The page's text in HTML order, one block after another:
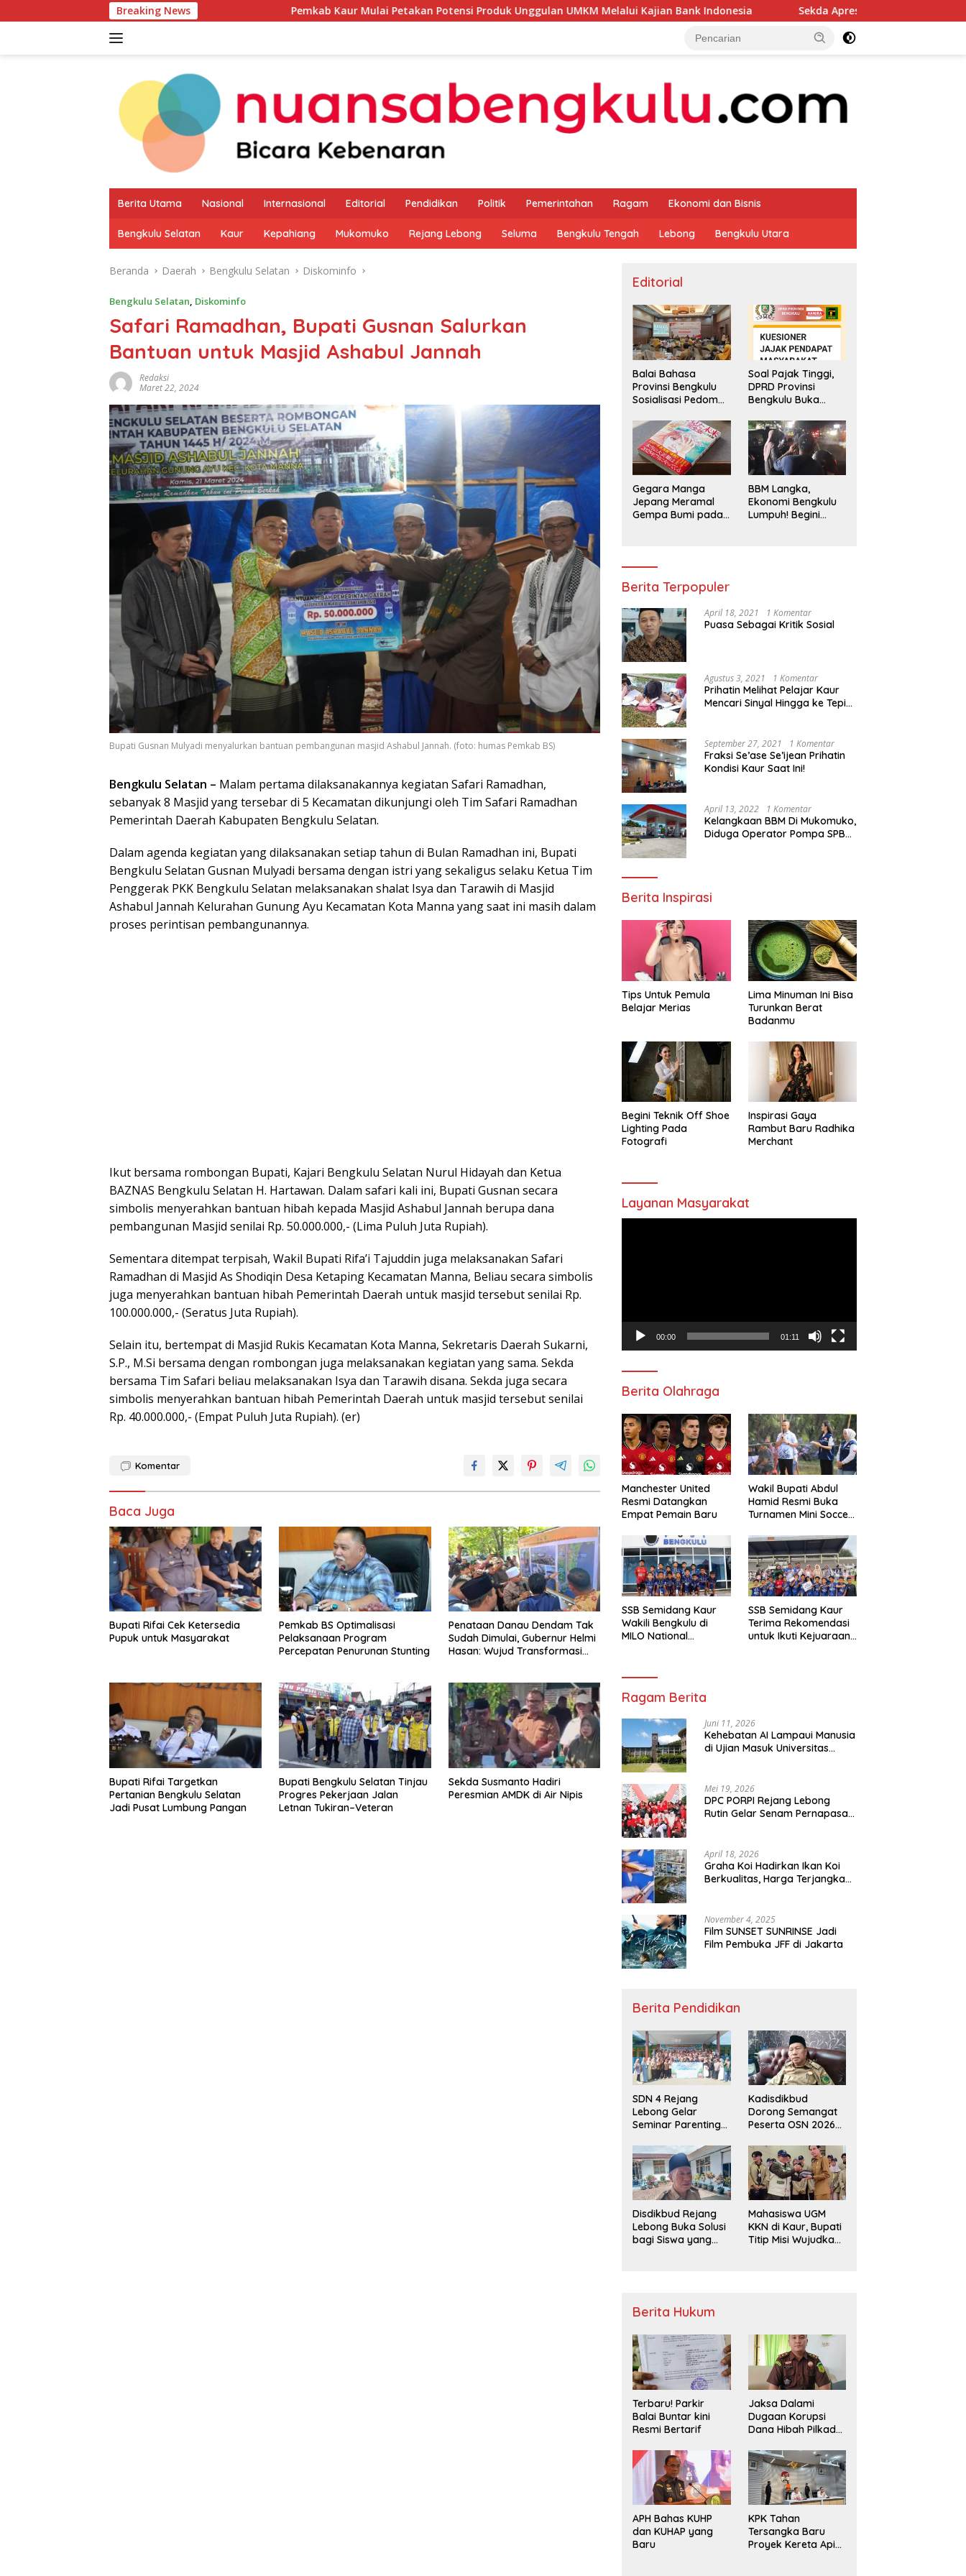
ke
Breaking News Pemkab Kaur Mulai Petakan Potensi Produk Unggulan UMKM Melalui Kajian Bank Indonesia Sekda Apresiasi Inspektorat Provinsi Bengkulu
Berita Utama Nasional Internasional Editorial Pendidikan Politik Pemerintahan Ragam Ekonomi dan Bisnis
Bengkulu Selatan Kaur Kepahiang Mukomuko Rejang Lebong Seluma Bengkulu Tengah Lebong Bengkulu Utara
Beranda Daerah Bengkulu Selatan Diskominfo
Bengkulu Selatan, Diskominfo
Safari Ramadhan, Bupati Gusnan Salurkan
Bantuan untuk Masjid Ashabul Jannah
Redaksi
Maret 22, 2024
Bupati Gusnan Mulyadi menyalurkan bantuan pembangunan masjid Ashabul Jannah. (foto: humas Pemkab BS)
Bengkulu Selatan – Malam pertama dilaksanakannya kegiatan Safari Ramadhan,
sebanyak 8 Masjid yang tersebar di 5 Kecamatan dikunjungi oleh Tim Safari Ramadhan
Pemerintah Daerah Kabupaten Bengkulu Selatan.
Dalam agenda kegiatan yang dilaksanakan setiap tahun di Bulan Ramadhan ini, Bupati
Bengkulu Selatan Gusnan Mulyadi bersama dengan istri yang sekaligus selaku Ketua Tim
Penggerak PKK Bengkulu Selatan melaksanakan shalat Isya dan Tarawih di Masjid
Ashabul Jannah Kelurahan Gunung Ayu Kecamatan Kota Manna yang saat ini masih dalam
proses perintisan pembangunannya.
Ikut bersama rombongan Bupati, Kajari Bengkulu Selatan Nurul Hidayah dan Ketua
BAZNAS Bengkulu Selatan H. Hartawan. Dalam safari kali ini, Bupati Gusnan secara
simbolis menyerahkan bantuan hibah kepada Masjid Ashabul Jannah berupa dana
pembangunan Masjid senilai Rp. 50.000.000,- (Lima Puluh Juta Rupiah).
Sementara ditempat terpisah, Wakil Bupati Rifa’i Tajuddin juga melaksanakan Safari
Ramadhan di Masjid As Shodiqin Desa Ketaping Kecamatan Manna, Beliau secara simbolis
juga menyerahkan bantuan hibah Pemerintah Daerah untuk masjid tersebut senilai Rp.
100.000.000,- (Seratus Juta Rupiah).
Selain itu, bertempat di Masjid Rukis Kecamatan Kota Manna, Sekretaris Daerah Sukarni,
S.P., M.Si bersama dengan rombongan juga melaksanakan kegiatan yang sama. Sekda
bersama Tim Safari beliau melaksanakan Isya dan Tarawih disana. Sekda juga secara
simbolis menyerahkan bantuan hibah Pemerintah Daerah untuk masjid tersebut senilai
Rp. 40.000.000,- (Empat Puluh Juta Rupiah). (er)
Komentar
Baca Juga
Bupati Rifai Cek Ketersedia
Pupuk untuk Masyarakat
Pemkab BS Optimalisasi
Pelaksanaan Program
Percepatan Penurunan Stunting
Penataan Danau Dendam Tak
Sudah Dimulai, Gubernur Helmi
Hasan: Wujud Transformasi
Bupati Rifai Targetkan
Pertanian Bengkulu Selatan
Jadi Pusat Lumbung Pangan
Bupati Bengkulu Selatan Tinjau
Progres Pekerjaan Jalan
Letnan Tukiran–Veteran
Sekda Susmanto Hadiri
Peresmian AMDK di Air Nipis
Editorial
Balai Bahasa
Provinsi Bengkulu
Sosialisasi Pedoman
Penggunaan
Bahasa Indonesia
Soal Pajak Tinggi,
DPRD Provinsi
Bengkulu Buka
Pengaduan
Masyarakat
Gegara Manga
Jepang Meramal
Gempa Bumi pada
BBM Langka,
Ekonomi Bengkulu
Lumpuh! Begini
Berita Terpopuler
April 18, 2021 1 Komentar
Puasa Sebagai Kritik Sosial
Agustus 3, 2021 1 Komentar
Prihatin Melihat Pelajar Kaur
Mencari Sinyal Hingga ke Tepi
Segera Bertindak
September 27, 2021 1 Komentar
Fraksi Se’ase Se’ijean Prihatin
Kondisi Kaur Saat Ini!
April 13, 2022 1 Komentar
Kelangkaan BBM Di Mukomuko,
Diduga Operator Pompa SPBU
Berita Inspirasi
Tips Untuk Pemula
Belajar Merias
Lima Minuman Ini Bisa
Turunkan Berat
Badanmu
Begini Teknik Off Shoe
Lighting Pada
Fotografi
Inspirasi Gaya
Rambut Baru Radhika
Merchant
Layanan Masyarakat
00:00 01:11
Berita Olahraga
Manchester United
Resmi Datangkan
Empat Pemain Baru
Wakil Bupati Abdul
Hamid Resmi Buka
Turnamen Mini Soccer
SSB Semidang Kaur
Wakili Bengkulu di
MILO National
SSB Semidang Kaur
Terima Rekomendasi
untuk Ikuti Kejuaraan
Ragam Berita
Juni 11, 2026
Kehebatan AI Lampaui Manusia
di Ujian Masuk Universitas
Mei 19, 2026
DPC PORPI Rejang Lebong
Rutin Gelar Senam Pernapasan
April 18, 2026
Graha Koi Hadirkan Ikan Koi
Berkualitas, Harga Terjangkau
November 4, 2025
Film SUNSET SUNRINSE Jadi
Film Pembuka JFF di Jakarta
Berita Pendidikan
SDN 4 Rejang
Lebong Gelar
Seminar Parenting
Bullying,
Kadisdikbud: Patut
Jadi Contoh
Kadisdikbud
Dorong Semangat
Peserta OSN 2026
Disdikbud Rejang
Lebong Buka Solusi
bagi Siswa yang
Mahasiswa UGM
KKN di Kaur, Bupati
Titip Misi Wujudkan
Berita Hukum
Terbaru! Parkir
Balai Buntar kini
Resmi Bertarif
Jaksa Dalami
Dugaan Korupsi
Dana Hibah Pilkada
Kaur
APH Bahas KUHP
dan KUHAP yang
Baru
KPK Tahan
Tersangka Baru
Proyek Kereta Api